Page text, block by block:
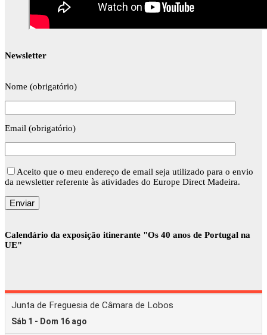
Newsletter
Nome (obrigatório)
Email (obrigatório)
Aceito que o meu endereço de email seja utilizado para o envio
da newsletter referente às atividades do Europe Direct Madeira.
Calendário da exposição itinerante "Os 40 anos de Portugal na
UE"